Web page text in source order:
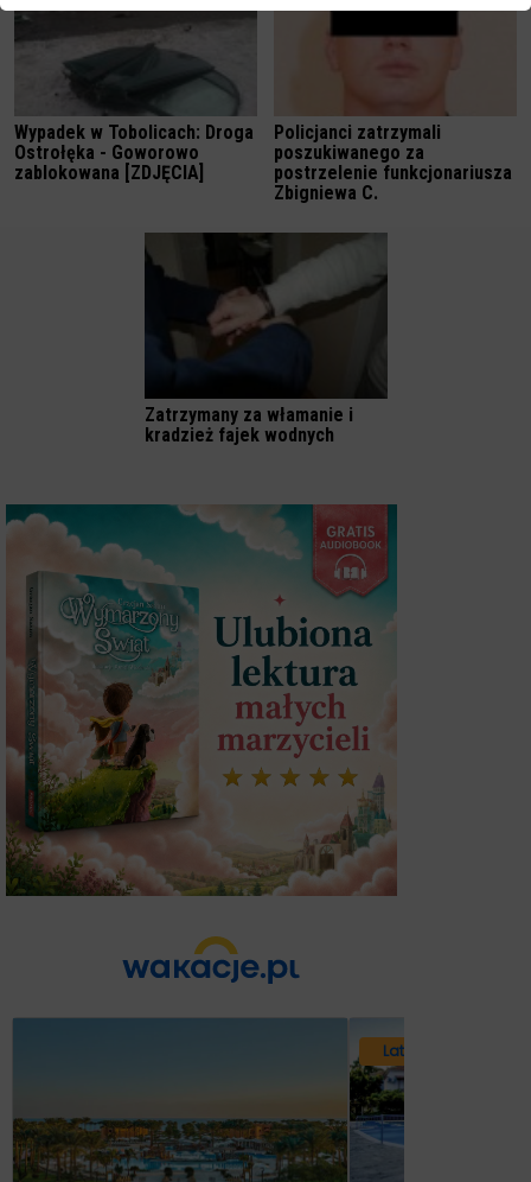
Wypadek w Tobolicach: Droga
Ostrołęka - Goworowo
zablokowana [ZDJĘCIA]
Policjanci zatrzymali
poszukiwanego za
postrzelenie funkcjonariusza
Zbigniewa C.
Zatrzymany za włamanie i
kradzież fajek wodnych
Lato 2026